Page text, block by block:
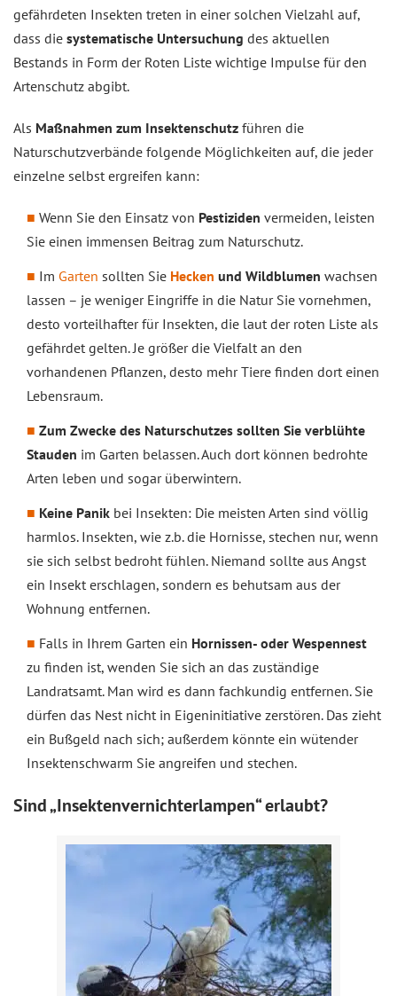
gefährdeten Insekten treten in einer solchen Vielzahl auf,
dass die systematische Untersuchung des aktuellen
Bestands in Form der Roten Liste wichtige Impulse für den
Artenschutz abgibt.
Als Maßnahmen zum Insektenschutz führen die
Naturschutzverbände folgende Möglichkeiten auf, die jeder
einzelne selbst ergreifen kann:
Wenn Sie den Einsatz von Pestiziden vermeiden, leisten
Sie einen immensen Beitrag zum Naturschutz.
Im Garten sollten Sie Hecken und Wildblumen wachsen
lassen – je weniger Eingriffe in die Natur Sie vornehmen,
desto vorteilhafter für Insekten, die laut der roten Liste als
gefährdet gelten. Je größer die Vielfalt an den
vorhandenen Pflanzen, desto mehr Tiere finden dort einen
Lebensraum.
Zum Zwecke des Naturschutzes sollten Sie verblühte
Stauden im Garten belassen. Auch dort können bedrohte
Arten leben und sogar überwintern.
Keine Panik bei Insekten: Die meisten Arten sind völlig
harmlos. Insekten, wie z.b. die Hornisse, stechen nur, wenn
sie sich selbst bedroht fühlen. Niemand sollte aus Angst
ein Insekt erschlagen, sondern es behutsam aus der
Wohnung entfernen.
Falls in Ihrem Garten ein Hornissen- oder Wespennest
zu finden ist, wenden Sie sich an das zuständige
Landratsamt. Man wird es dann fachkundig entfernen. Sie
dürfen das Nest nicht in Eigeninitiative zerstören. Das zieht
ein Bußgeld nach sich; außerdem könnte ein wütender
Insektenschwarm Sie angreifen und stechen.
Sind „Insektenvernichterlampen“ erlaubt?